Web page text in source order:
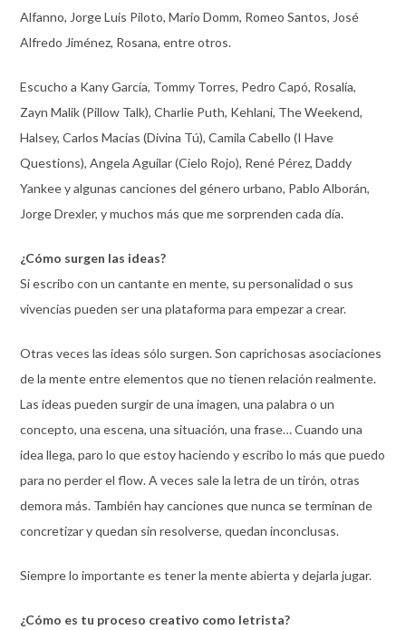
Alfanno, Jorge Luis Piloto, Mario Domm, Romeo Santos, José
Alfredo Jiménez, Rosana, entre otros.
Escucho a Kany García, Tommy Torres, Pedro Capó, Rosalía,
Zayn Malik (Pillow Talk), Charlie Puth, Kehlani, The Weekend,
Halsey, Carlos Macías (Divina Tú), Camila Cabello (I Have
Questions), Angela Aguilar (Cielo Rojo), René Pérez, Daddy
Yankee y algunas canciones del género urbano, Pablo Alborán,
Jorge Drexler, y muchos más que me sorprenden cada día.
¿Cómo surgen las ideas?
Si escribo con un cantante en mente, su personalidad o sus
vivencias pueden ser una plataforma para empezar a crear.
Otras veces las ideas sólo surgen. Son caprichosas asociaciones
de la mente entre elementos que no tienen relación realmente.
Las ideas pueden surgir de una imagen, una palabra o un
concepto, una escena, una situación, una frase… Cuando una
idea llega, paro lo que estoy haciendo y escribo lo más que puedo
para no perder el flow. A veces sale la letra de un tirón, otras
demora más. También hay canciones que nunca se terminan de
concretizar y quedan sin resolverse, quedan inconclusas.
Siempre lo importante es tener la mente abierta y dejarla jugar.
¿Cómo es tu proceso creativo como letrista?